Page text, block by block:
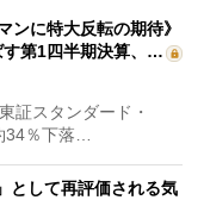
ンに特大反転の期待》
す第1四半期決算、…
証スタンダード・
34％下落…
として再評価される気